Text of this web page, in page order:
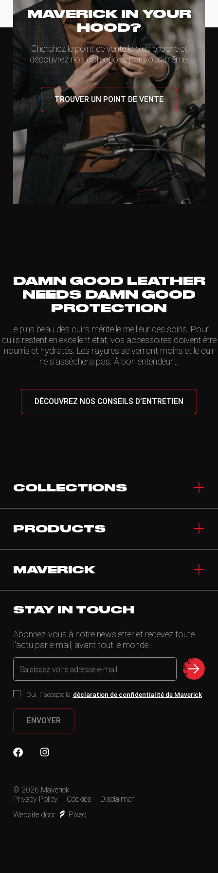
MAVERICK IN YOUR
HOOD?
Cherchez le point de vente le plus proche et
découvrez nos collections par vous-même.
TROUVER UN POINT DE VENTE
DAMN GOOD LEATHER
NEEDS DAMN GOOD
PROTECTION
Le plus beau des cuirs mérite le meilleur des soins. Pour
qu’ils restent en excellent état, vos accessoires doivent être
nourris et hydratés. Les rayures se verront moins et le cuir
ne s’asséchera pas. À bon entendeur…
DÉCOUVREZ NOS CONSEILS D’ENTRETIEN
COLLECTIONS
PRODUCTS
MAVERICK
STAY IN TOUCH
Abonnez-vous à notre newsletter et recevez toute
l'actu par e-mail, avant tout le monde.
Saisissez votre adresse e-mail
Oui, j' accepte la déclaration de confidentialité de Maverick
ENVOYER
© 2026 Maverick
Privacy Policy
Cookies
Disclaimer
Website door
Pixeo